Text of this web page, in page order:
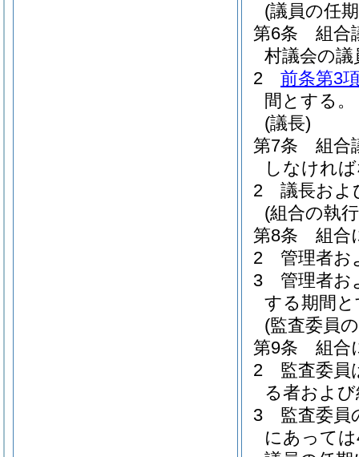
(議員の任
第6条
組合
村議会の
2
前条第3
間とする。
(議長)
第7条
組合
しなけれ
2
議長およ
(組合の執
第8条
組合
2
管理者お
3
管理者お
する期間
(監査委員
第9条
組合
2
監査委員
る者およ
3
監査委員
にあって